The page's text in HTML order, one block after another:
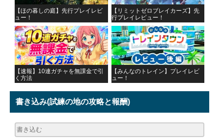
【ほの暮しの庭】先行プレイレビ
ュー！
【リミットゼロブレイカーズ】先
行プレイレビュー！
【速報】10連ガチャを無課金で引
く方法
【みんなのトレイン】プレイレビ
ュー！
書き込み(試練の地の攻略と報酬)